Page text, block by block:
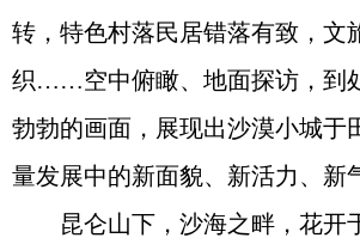
转，特色村落民居错落有致，文
织……空中俯瞰、地面探访，到
勃勃的画面，展现出沙漠小城于
量发展中的新面貌、新活力、新
昆仑山下，沙海之畔，花开